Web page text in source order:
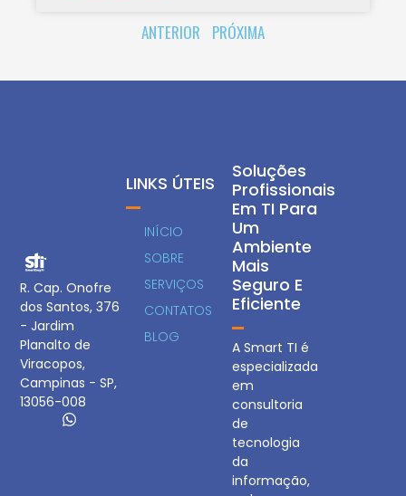
ANTERIOR PRÓXIMA
R. Cap. Onofre
dos Santos, 376
- Jardim
Planalto de
Viracopos,
Campinas - SP,
13056-008
Soluções
Profissionais
Em TI Para
Um
Ambiente
Mais
Seguro E
Eficiente
A Smart TI é
especializada
em
consultoria
de
tecnologia
da
informação,
LINKS ÚTEIS
INÍCIO
SOBRE
SERVIÇOS
CONTATOS
BLOG